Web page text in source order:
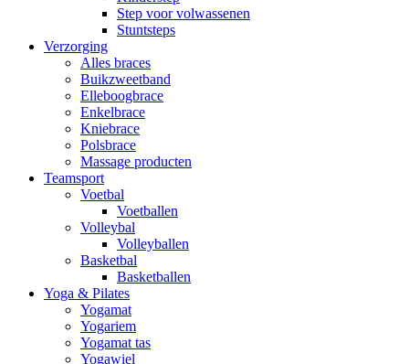
Step voor volwassenen
Stuntsteps
Verzorging
Alles braces
Buikzweetband
Elleboogbrace
Enkelbrace
Kniebrace
Polsbrace
Massage producten
Teamsport
Voetbal
Voetballen
Volleybal
Volleyballen
Basketbal
Basketballen
Yoga & Pilates
Yogamat
Yogariem
Yogamat tas
Yogawiel